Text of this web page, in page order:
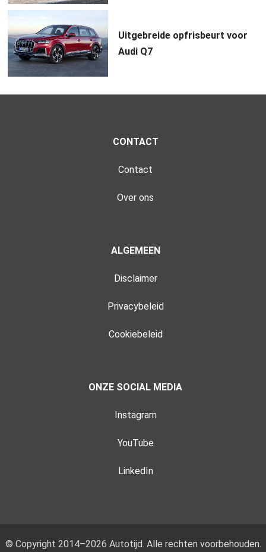
Uitgebreide opfrisbeurt voor
Audi Q7
CONTACT
Contact
Over ons
ALGEMEEN
Disclaimer
Privacybeleid
Cookiebeleid
ONZE SOCIAL MEDIA
Instagram
YouTube
LinkedIn
© Copyright 2014–2026 Autotijd. Alle rechten voorbehouden.